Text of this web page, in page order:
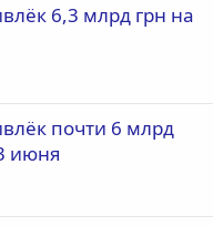
6,3 млрд грн на
почти 6 млрд
июня